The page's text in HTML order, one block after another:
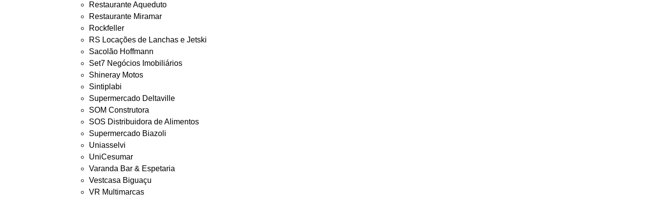
Restaurante Aqueduto
Restaurante Miramar
Rockfeller
RS Locações de Lanchas e Jetski
Sacolão Hoffmann
Set7 Negócios Imobiliários
Shineray Motos
Sintiplabi
Supermercado Deltaville
SOM Construtora
SOS Distribuidora de Alimentos
Supermercado Biazoli
Uniasselvi
UniCesumar
Varanda Bar & Espetaria
Vestcasa Biguaçu
VR Multimarcas